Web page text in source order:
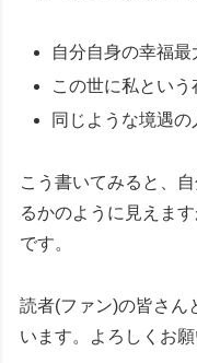
自分自身の幸福
この世に私とい
同じような境遇
こう書いてみると、
るかのように見えま
です。
読者(ファン)の皆さん
います。よろしくお願